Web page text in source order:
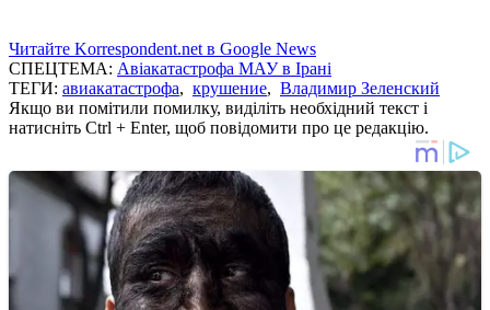
Читайте Korrespondent.net в Google News
СПЕЦТЕМА: Авіакатастрофа МАУ в Ірані
ТЕГИ: авиакатастрофа, крушение, Владимир Зеленский
Якщо ви помітили помилку, виділіть необхідний текст і
натисніть Ctrl + Enter, щоб повідомити про це редакцію.